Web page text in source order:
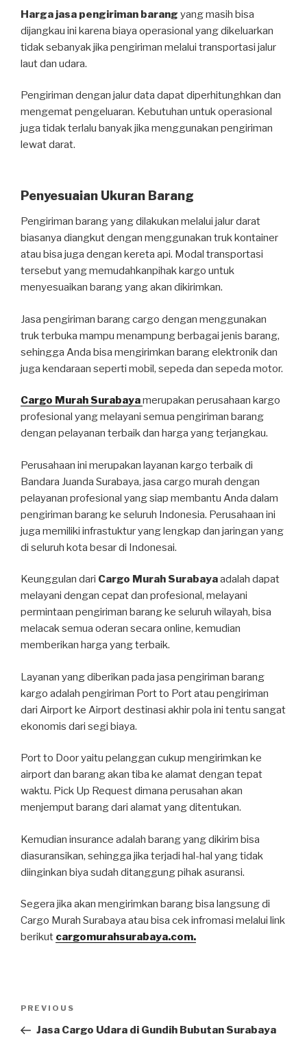
Harga jasa pengiriman barang yang masih bisa
dijangkau ini karena biaya operasional yang dikeluarkan
tidak sebanyak jika pengiriman melalui transportasi jalur
laut dan udara.
Pengiriman dengan jalur data dapat diperhitunghkan dan
mengemat pengeluaran. Kebutuhan untuk operasional
juga tidak terlalu banyak jika menggunakan pengiriman
lewat darat.
Penyesuaian Ukuran Barang
Pengiriman barang yang dilakukan melalui jalur darat
biasanya diangkut dengan menggunakan truk kontainer
atau bisa juga dengan kereta api. Modal transportasi
tersebut yang memudahkanpihak kargo untuk
menyesuaikan barang yang akan dikirimkan.
Jasa pengiriman barang cargo dengan menggunakan
truk terbuka mampu menampung berbagai jenis barang,
sehingga Anda bisa mengirimkan barang elektronik dan
juga kendaraan seperti mobil, sepeda dan sepeda motor.
Cargo Murah Surabayamerupakan perusahaan kargo
profesional yang melayani semua pengiriman barang
dengan pelayanan terbaik dan harga yang terjangkau.
Perusahaan ini merupakan layanan kargo terbaik di
Bandara Juanda Surabaya, jasa cargo murah dengan
pelayanan profesional yang siap membantu Anda dalam
pengiriman barang ke seluruh Indonesia. Perusahaan ini
juga memiliki infrastuktur yang lengkap dan jaringan yang
di seluruh kota besar di Indonesai.
Keunggulan dari Cargo Murah Surabayaadalah dapat
melayani dengan cepat dan profesional, melayani
permintaan pengiriman barang ke seluruh wilayah, bisa
melacak semua oderan secara online, kemudian
memberikan harga yang terbaik.
Layanan yang diberikan pada jasa pengiriman barang
kargo adalah pengiriman Port to Port atau pengiriman
dari Airport ke Airport destinasi akhir pola ini tentu sangat
ekonomis dari segi biaya.
Port to Door yaitu pelanggan cukup mengirimkan ke
airport dan barang akan tiba ke alamat dengan tepat
waktu. Pick Up Request dimana perusahan akan
menjemput barang dari alamat yang ditentukan.
Kemudian insurance adalah barang yang dikirim bisa
diasuransikan, sehingga jika terjadi hal-hal yang tidak
diinginkan biya sudah ditanggung pihak asuransi.
Segera jika akan mengirimkan barang bisa langsung di
Cargo Murah Surabaya atau bisa cek infromasi melalui link
berikut cargomurahsurabaya.com.
PREVIOUS
Jasa Cargo Udara di Gundih Bubutan Surabaya